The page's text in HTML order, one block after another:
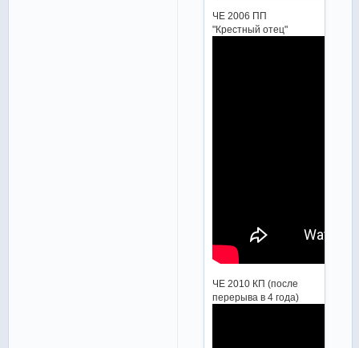
ЧЕ 2006 ПП
"Крестный отец"
ЧЕ 2010 КП (после
перерыва в 4 года)